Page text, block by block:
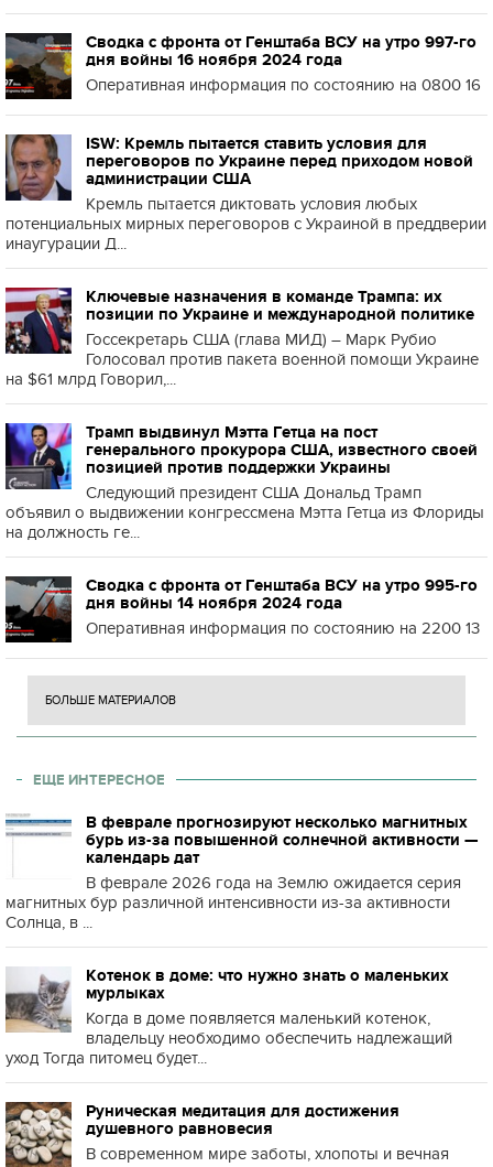
Сводка с фронта от Генштаба ВСУ на утро 997-го
дня войны 16 ноября 2024 года
Оперативная информация по состоянию на 0800 16
ISW: Кремль пытается ставить условия для
переговоров по Украине перед приходом новой
администрации США
Кремль пытается диктовать условия любых
потенциальных мирных переговоров с Украиной в преддверии
инаугурации Д...
Ключевые назначения в команде Трампа: их
позиции по Украине и международной политике
Госсекретарь США (глава МИД) – Марк Рубио
Голосовал против пакета военной помощи Украине
на $61 млрд Говорил,...
Трамп выдвинул Мэтта Гетца на пост
генерального прокурора США, известного своей
позицией против поддержки Украины
Следующий президент США Дональд Трамп
объявил о выдвижении конгрессмена Мэтта Гетца из Флориды
на должность ге...
Сводка с фронта от Генштаба ВСУ на утро 995-го
дня войны 14 ноября 2024 года
Оперативная информация по состоянию на 2200 13
БОЛЬШЕ МАТЕРИАЛОВ
ЕЩЕ ИНТЕРЕСНОЕ
В феврале прогнозируют несколько магнитных
бурь из-за повышенной солнечной активности —
календарь дат
В феврале 2026 года на Землю ожидается серия
магнитных бур различной интенсивности из-за активности
Солнца, в ...
Котенок в доме: что нужно знать о маленьких
мурлыках
Когда в доме появляется маленький котенок,
владельцу необходимо обеспечить надлежащий
уход Тогда питомец будет...
Руническая медитация для достижения
душевного равновесия
В современном мире заботы, хлопоты и вечная